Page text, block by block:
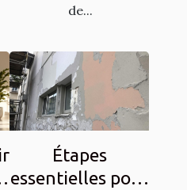
de...
Étapes
essentielles pour